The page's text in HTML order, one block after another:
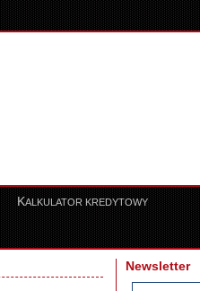
KALKULATOR KREDYTOWY
Newsletter